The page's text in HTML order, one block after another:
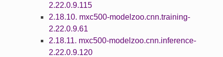
2.22.0.9.115
2.18.10. mxc500-modelzoo.cnn.training-
2.22.0.9.61
2.18.11. mxc500-modelzoo.cnn.inference-
2.22.0.9.120